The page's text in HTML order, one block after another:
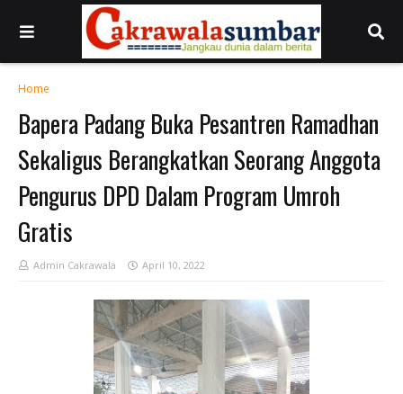
Home
Bapera Padang Buka Pesantren Ramadhan
Sekaligus Berangkatkan Seorang Anggota
Pengurus DPD Dalam Program Umroh
Gratis
Admin Cakrawala April 10, 2022